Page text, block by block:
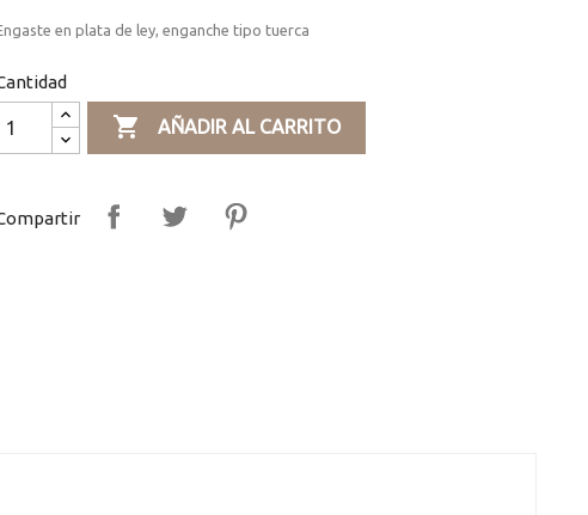
en plata de ley, enganche tipo tuerca
 AÑADIR AL CARRITO